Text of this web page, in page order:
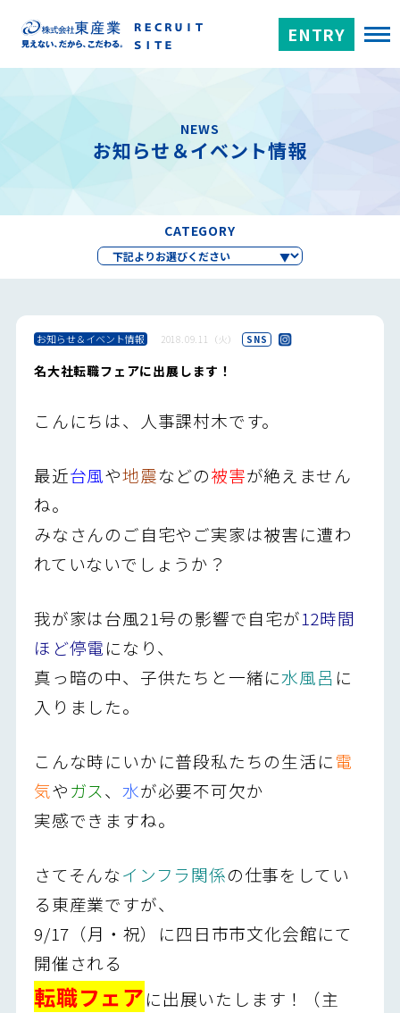
ENTRY
NEWS
お知らせ＆イベント情報
CATEGORY
お知らせ＆イベント情報 2018.09.11（火） SNS
名大社転職フェアに出展します！
こんにちは、人事課村木です。
最近台風や地震などの被害が絶えません
ね。
みなさんのご自宅やご実家は被害に遭わ
れていないでしょうか？
我が家は台風21号の影響で自宅が12時間
ほど停電になり、
真っ暗の中、子供たちと一緒に水風呂 に
入りました。
こんな時にいかに普段私たちの生活に電
気やガス、 水が必要不可欠か
実感できますね。
さてそんなインフラ関係の仕事をしてい
る東産業ですが、
9/17（月・祝）に四日市市文化会館にて
開催される
転職フェアに出展いたします！（主